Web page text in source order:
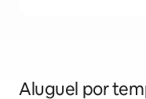
Aluguel por